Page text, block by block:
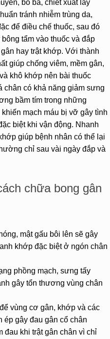
bỏ bã, chiết xuất lấy
tránh nhiễm trùng da,
để điều chế thuốc, sau đó
tẩm vào thuốc và đắp
hay trật khớp. Với thành
giúp chống viêm, mềm gân,
khô khớp nên bài thuốc
chân có khả năng giảm sưng
bầm tím trong những
mạch máu bị vỡ gây tình
biệt khi vận động. Nhanh
giúp bệnh nhân có thể lại
chỉ sau vài ngày đắp và
chữa bong gân
mật gấu bôi lên sẽ gây
khớp đặc biệt ở ngón chân
phồng mạch, sưng tấy
gây tổn thương vùng chân
vùng cơ gân, khớp và các
ép gây đau gân cổ chân
đau khi trật gân chân vì chỉ